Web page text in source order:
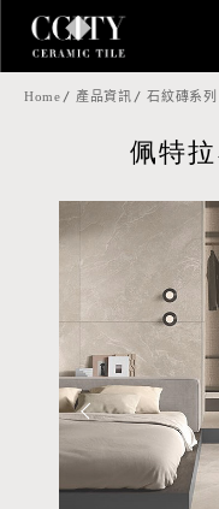
Home 產品資訊 石紋磚系列
佩特